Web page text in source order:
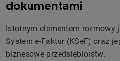
dokumentami
Istotnym elementem rozmowy
System e-Faktur (KSeF) oraz
biznesowe przedsiębiorstw.